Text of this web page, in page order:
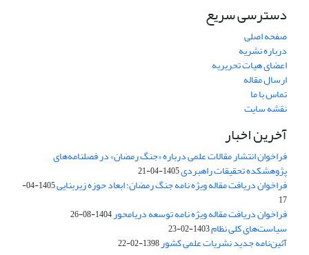
دسترسی سریع
صفحه اصلی
درباره نشریه
اعضای هیات تحریریه
ارسال مقاله
تماس با ما
نقشه سایت
آخرین اخبار
فراخوان انتشار مقالات علمی درباره «جنگ رمضان» در فصلنامه‌های
پژوهشکده تحقیقات راهبردی1405-04-21
فراخوان دریافت مقاله ویژه نامه جنگ رمضان؛ ابعاد حوزه زیربنایی
1405-04-
17
فراخوان دریافت مقاله ویژه نامه توسعه دریامحور1404-08-26
سیاست‌های کلی نظام1403-02-23
آئین‌نامه جدید نشریات علمی کشور1398-02-22